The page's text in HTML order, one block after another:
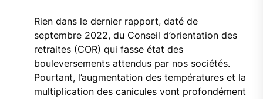
Rien dans le dernier rapport, daté de
septembre 2022, du Conseil d’orientation des
retraites (COR) qui fasse état des
bouleversements attendus par nos sociétés.
Pourtant, l’augmentation des températures et la
multiplication des canicules vont profondément